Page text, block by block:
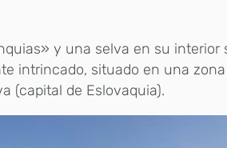
y una selva en su interior
intrincado, situado en una
(capital de Eslovaquia).